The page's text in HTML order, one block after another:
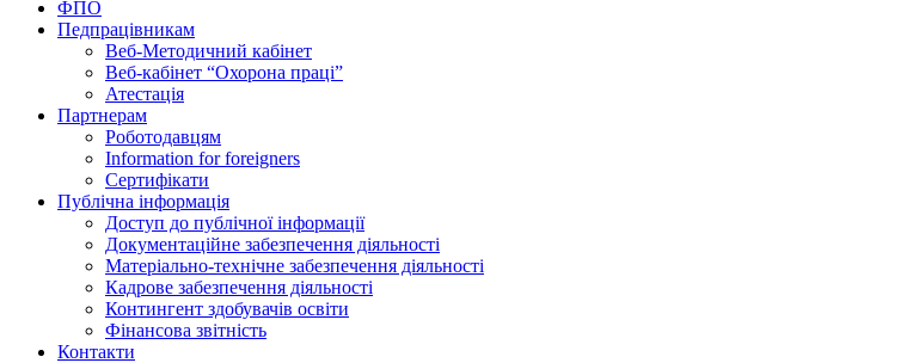
ФПО
Педпрацівникам
Веб-Методичний кабінет
Веб-кабінет “Охорона праці”
Атестація
Партнерам
Роботодавцям
Information for foreigners
Сертифікати
Публічна інформація
Доступ до публічної інформації
Документаційне забезпечення діяльності
Матеріально-технічне забезпечення діяльності
Кадрове забезпечення діяльності
Контингент здобувачів освіти
Фінансова звітність
Контакти